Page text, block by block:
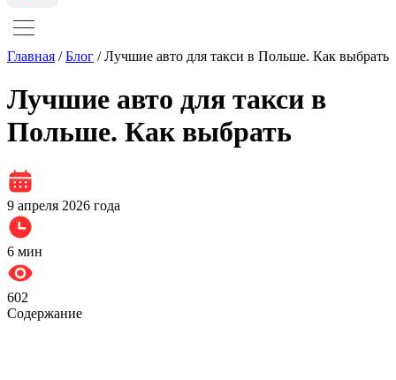
Главная /Блог /Лучшие авто для такси в Польше. Как выбрать
Лучшие авто для такси в
Польше. Как выбрать
9 апреля 2026 года
6 мин
602
Содержание